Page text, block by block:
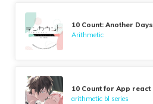
10 Count: Another Days
Arithmetic
10 Count for App react
arithmetic bl series